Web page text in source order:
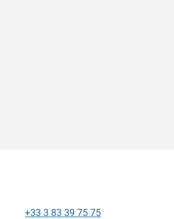
+33 3 83 39 75 75